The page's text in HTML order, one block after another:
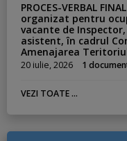
PROCES-VERBAL
organizat pentru
vacante de
asistent, în cadrul
Amenajarea
20 iulie, 2026 1
VEZI TOATE ...